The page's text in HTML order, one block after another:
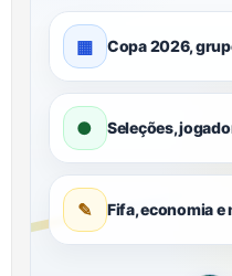
▦ Copa 2026,
● Seleções,
✎ Fifa, economia